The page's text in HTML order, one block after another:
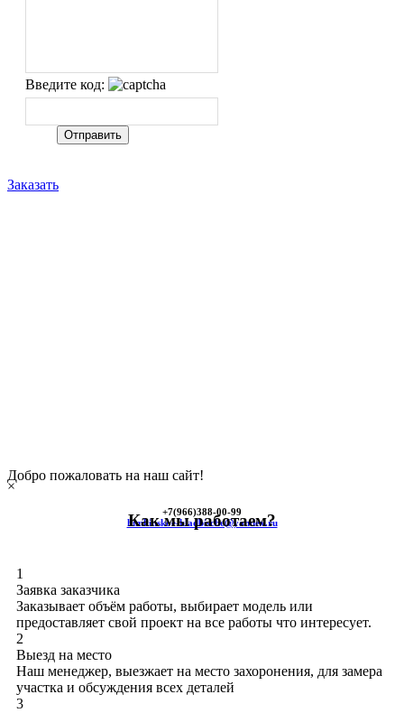
Введите код:
Заказать
Добро пожаловать на наш сайт!
+7(966)388-00-99
himkinskoe-kladbische@yandex.ru
×
Как мы работаем?
1
Заявка заказчика
Заказывает объём работы, выбирает модель или
предоставляет свой проект на все работы что интересует.
2
Выезд на место
Наш менеджер, выезжает на место захоронения, для замера
участка и обсуждения всех деталей
3